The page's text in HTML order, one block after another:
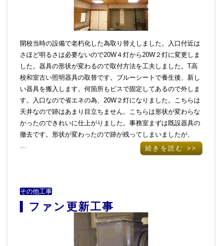
開校当時の設備で老朽化した為取り替えしました。入口付近は
さほど明るさは必要ないので20W４灯から20W２灯に変更しま
した。器具の形状が変わるので取付方法を工夫しました。T高
校和室古い照明器具の取替です。ブルーシートで養生後、新し
い器具を搬入します。何箇所もビスで固定してあるので外しま
す。入口なので省エネの為、20W２灯になりました。こちらは
天井なので跡はあまり目立ちません。こちらは形状が変わらな
かったのできれいに仕上がりました。事務室まずは既設器具の
撤去です。形状が変わったので跡が残ってしまいましたが、
…
続きを読む >>
その他工事
ファン更新工事